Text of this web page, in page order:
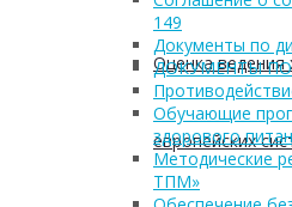
Оценка ведения
европейских
149
Документы по
ДОКУМЕНТЫ ПО
Обучающие
здорового
Методические
ТПМ»